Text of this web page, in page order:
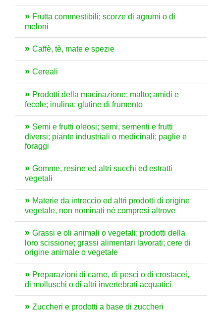
Frutta commestibili; scorze di agrumi o di
meloni
Caffè, tè, mate e spezie
Cereali
Prodotti della macinazione; malto; amidi e
fecole; inulina; glutine di frumento
Semi e frutti oleosi; semi, sementi e frutti
diversi; piante industriali o medicinali; paglie e
foraggi
Gomme, resine ed altri succhi ed estratti
vegetali
Materie da intreccio ed altri prodotti di origine
vegetale, non nominati né compresi altrove
Grassi e oli animali o vegetali; prodotti della
loro scissione; grassi alimentari lavorati; cere di
origine animale o vegetale
Preparazioni di carne, di pesci o di crostacei,
di molluschi o di altri invertebrati acquatici
Zuccheri e prodotti a base di zuccheri